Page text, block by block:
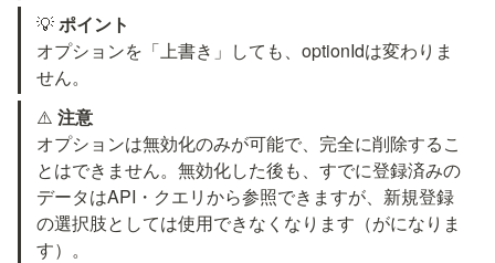
💡 ポイント
オプションを「上書き」しても、optionIdは変わりま
せん。
⚠️ 注意
オプションは無効化のみが可能で、完全に削除するこ
とはできません。無効化した後も、すでに登録済みの
データはAPI・クエリから参照できますが、新規登録
の選択肢としては使用できなくなります（がになりま
す）。